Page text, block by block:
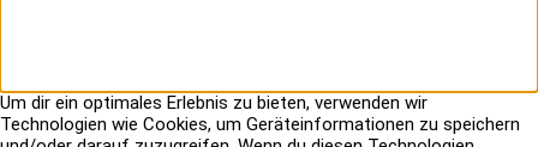
Um dir ein optimales Erlebnis zu bieten, verwenden wir
Technologien wie Cookies, um Geräteinformationen zu speichern